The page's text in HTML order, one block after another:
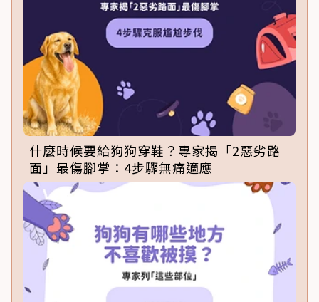
什麼時候要給狗狗穿鞋？專家揭「2惡劣路
面」最傷腳掌：4步驟無痛適應